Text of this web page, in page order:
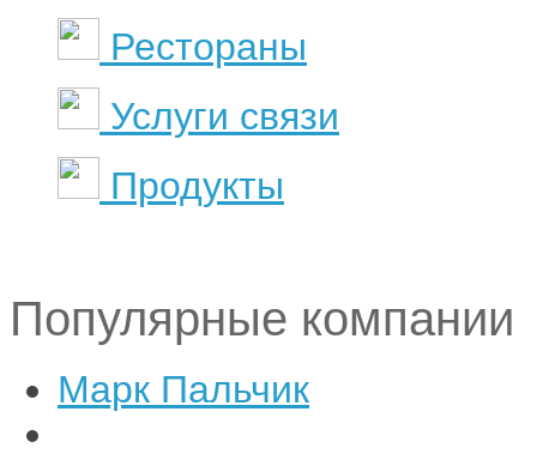
Рестораны
Услуги связи
Продукты
Популярные компании
Марк Пальчик